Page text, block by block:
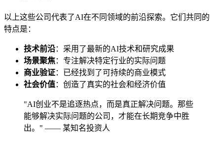
以上这些公司代表了AI在不同领域的前沿探索。它们共同的
特点是：
技术前沿：采用了最新的AI技术和研究成果
场景聚焦：专注解决特定行业的实际问题
商业验证：已经找到了可持续的商业模式
社会价值：创造了真实的社会和经济价值
"AI创业不是追逐热点，而是真正解决问题。那些
能够解决实际问题的公司，才能在长期竞争中胜
出。" —— 某知名投资人